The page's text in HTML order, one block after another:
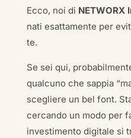
Ecco, noi di NETWORX
nati esattamente per
te.
Se sei qui,
qualcuno che sappia
scegliere un bel font.
cercando un modo per
investimento digitale si